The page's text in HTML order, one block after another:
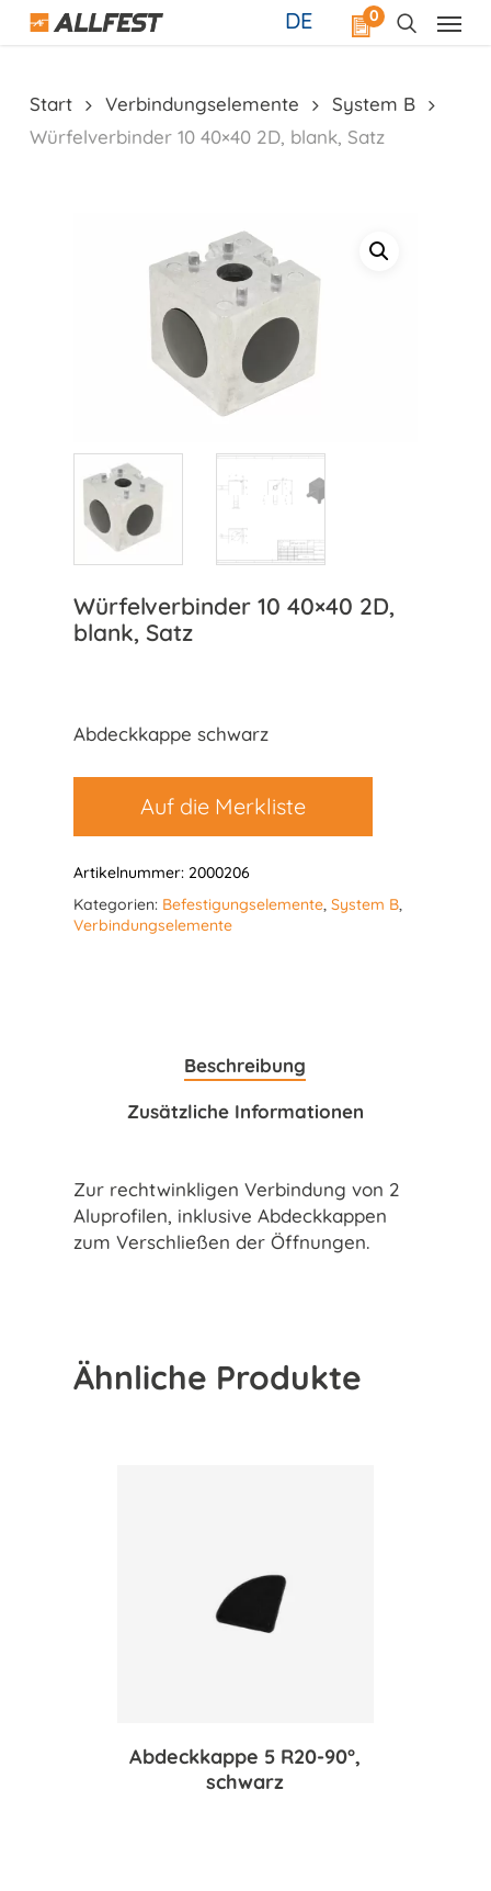
Skip
0
DE
Start Verbindungselemente
System B
Würfelverbinder 10 40×40 2D, blank, Satz
Würfelverbinder 10 40×40 2D,
blank, Satz
Abdeckkappe schwarz
Auf die Merkliste
Artikelnummer: 2000206
Kategorien: Befestigungselemente, System B,
Verbindungselemente
Beschreibung
Zusätzliche Informationen
Zur rechtwinkligen Verbindung von 2
Aluprofilen, inklusive Abdeckkappen
zum Verschließen der Öffnungen.
Ähnliche Produkte
Abdeckkappe 5 R20-90°,
schwarz